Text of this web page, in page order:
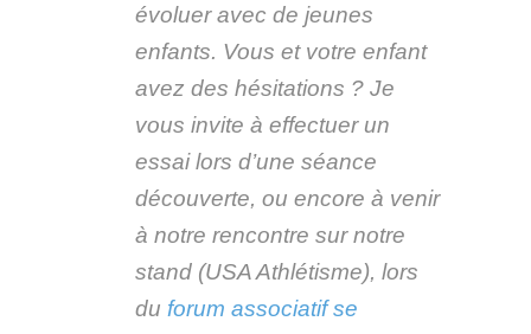
évoluer avec de jeunes
enfants. Vous et votre enfant
avez des hésitations ? Je
vous invite à effectuer un
essai lors d’une séance
découverte, ou encore à venir
à notre rencontre sur notre
stand (USA Athlétisme), lors
du forum associatif se